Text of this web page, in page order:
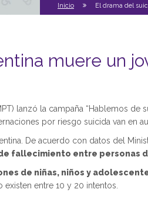
Inicio El drama del
muere un
lanzó la campaña “Hablemos de
por riesgo suicida van en
De acuerdo con datos del
fallecimiento entre personas
de niñas, niños y
entre 10 y 20 intentos.